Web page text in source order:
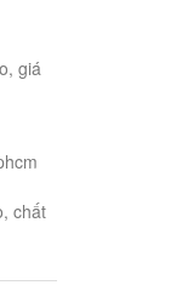
giá
chất